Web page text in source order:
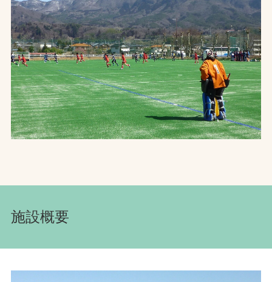
ソーシャルメディアポリシー
文字の見えづらさや操作にお困りの方へ
施設概要